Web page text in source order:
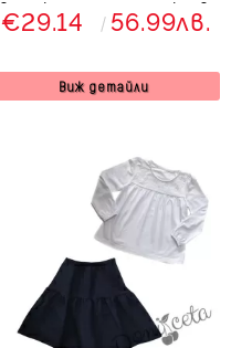
висока талия и сако в
тъмносиньо
€29.14 56.99лв.
Виж детайли